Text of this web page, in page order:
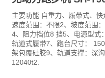
主要功能 自重力、履带式、快
速度范围：不限2、坡度范围
4、阻力挡位8 挡5、电源型式
轨道式履带7、跑台尺寸：
架包覆硅胶9、轨道支撑：深
12040t2.